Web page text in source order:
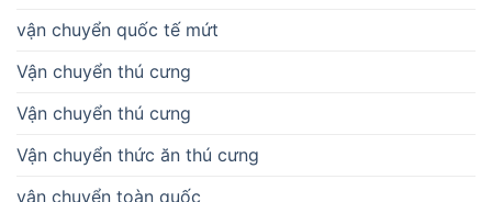
vận chuyển quốc tế mứt
Vận chuyển thú cưng
Vận chuyển thú cưng
Vận chuyển thức ăn thú cưng
vận chuyển toàn quốc